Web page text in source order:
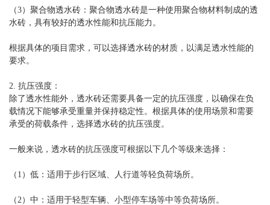
（3）聚合物透水砖：聚合物透水砖是一种使用聚合物材料制成的透
水砖，具有较好的透水性能和抗压能力。
根据具体的项目需求，可以选择透水砖的材质，以满足透水性能的
要求。
2. 抗压强度：
除了透水性能外，透水砖还需要具备一定的抗压强度，以确保在负
载情况下能够承受重量并保持稳定性。根据具体的使用场景和需要
承受的荷载条件，选择透水砖的抗压强度。
一般来说，透水砖的抗压强度可根据以下几个等级来选择：
（1）低：适用于步行区域、人行道等轻负荷场所。
（2）中：适用于轻型车辆、小型停车场等中等负荷场所。